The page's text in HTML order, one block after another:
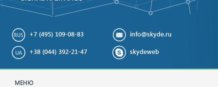
+7 (495) 109-08-83
+38 (044) 392-21-47
info@skyde.ru
skydeweb
МЕНЮ